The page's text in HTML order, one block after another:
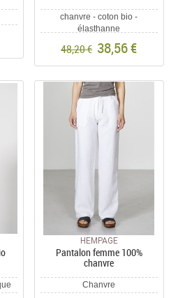
chanvre - coton bio -
élasthanne
48,20 € 38,56 €
HEMPAGE
Pantalon femme 100%
chanvre
Chanvre